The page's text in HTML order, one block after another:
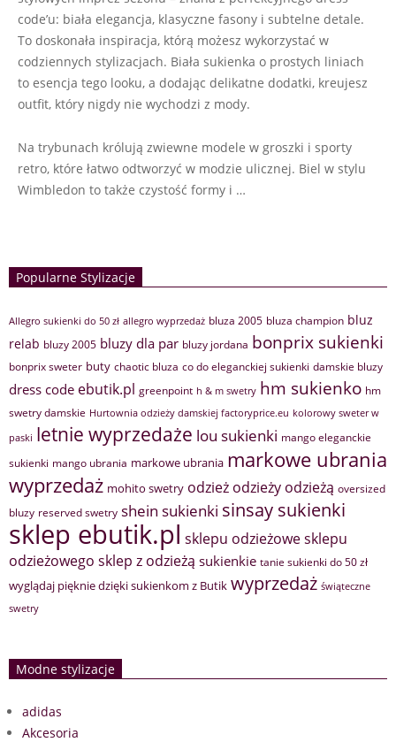
code’u: biała elegancja, klasyczne fasony i subtelne detale.
To doskonała inspiracja, którą możesz wykorzystać w
codziennych stylizacjach. Biała sukienka o prostych liniach
to esencja tego looku, a dodając delikatne dodatki, kreujesz
outfit, który nigdy nie wychodzi z mody.
Na trybunach królują zwiewne modele w groszki i sporty
retro, które łatwo odtworzyć w modzie ulicznej. Biel w stylu
Wimbledon to także czystość formy i …
Popularne Stylizacje
Allegro sukienki do 50 zł allegro wyprzedaż bluza 2005 bluza champion bluz
relab bluzy 2005 bluzy dla par bluzy jordana bonprix sukienki
bonprix sweter buty chaotic bluza co do eleganckiej sukienki damskie bluzy
dress code ebutik.pl greenpoint h & m swetry hm sukienko hm
swetry damskie Hurtownia odzieży damskiej factoryprice.eu kolorowy sweter w
paski letnie wyprzedaże lou sukienki mango eleganckie
sukienki mango ubrania markowe ubrania markowe ubrania
wyprzedaż mohito swetry odzież odzieży odzieżą oversized
bluzy reserved swetry shein sukienki sinsay sukienki
sklep ebutik.pl sklepu odzieżowesklepu
odzieżowego sklep z odzieżą sukienkie tanie sukienki do 50 zł
wyglądaj pięknie dzięki sukienkom z Butik wyprzedaż świąteczne
swetry
Modne stylizacje
adidas
Akcesoria